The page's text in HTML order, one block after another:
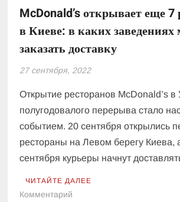
McDonald’s открывает еще 7
в Киеве: в каких
заказать доставку
27 сентября, 2022
Открытие ресторанов McDonald’s в
полугодовалого перерыва стало
событием. 20 сентября открылись
рестораны на Левом берегу Киева,
сентября курьеры начнут
ЧИТАЙТЕ ДАЛЕЕ
Комментарий